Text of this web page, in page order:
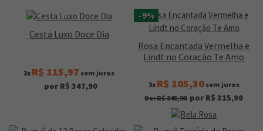
Cesta Luxo Doce Dia
3x R$ 115,97 sem juros
por R$ 347,90
-9%
Rosa Encantada Vermelha e
Lindt no Coração Te Amo
3x R$ 105,30sem juros
De: R$ 345,90 por R$ 315,90